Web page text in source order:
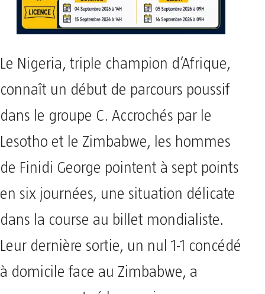
Le Nigeria, triple champion d’Afrique,
connaît un début de parcours poussif
dans le groupe C. Accrochés par le
Lesotho et le Zimbabwe, les hommes
de Finidi George pointent à sept points
en six journées, une situation délicate
dans la course au billet mondialiste.
Leur dernière sortie, un nul 1-1 concédé
à domicile face au Zimbabwe, a